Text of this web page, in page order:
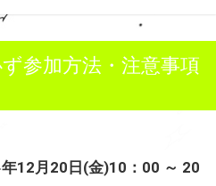
参加方法・注意事項
年12月20日(金)10：00 ～ 20